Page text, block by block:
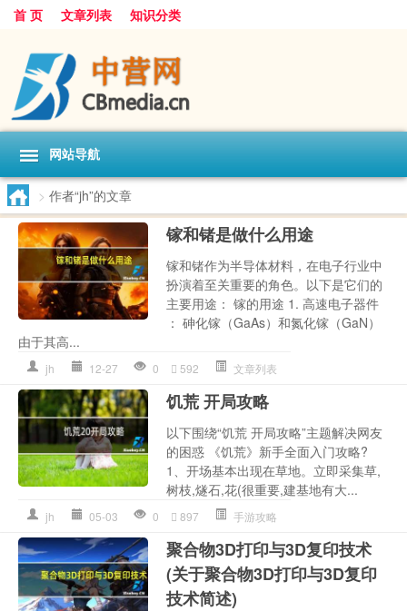
首 页 文章列表 知识分类
网站导航
> 作者“jh”的文章
镓和锗是做什么用途
镓和锗作为半导体材料，在电子行业中
扮演着至关重要的角色。以下是它们的
主要用途： 镓的用途 1. 高速电子器件
： 砷化镓（GaAs）和氮化镓（GaN）
由于其高...
jh 12-27 0 592 文章列表
饥荒 开局攻略
以下围绕“饥荒 开局攻略”主题解决网友
的困惑 《饥荒》新手全面入门攻略?
1、开场基本出现在草地。立即采集草,
树枝,燧石,花(很重要,建基地有大...
jh 05-03 0 897 手游攻略
聚合物3D打印与3D复印技术
(关于聚合物3D打印与3D复印
技术简述)